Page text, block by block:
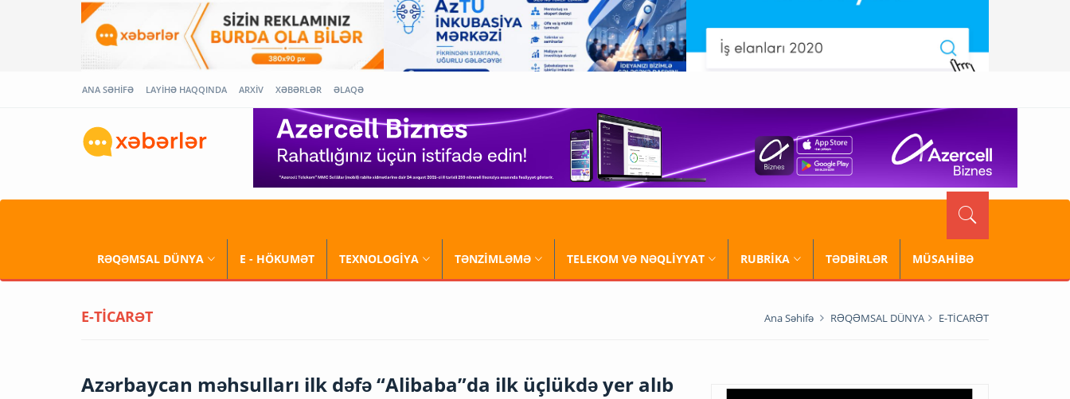
ANA SƏHİFƏ LAYİHƏ HAQQINDA ARXİV XƏBƏRLƏR ƏLAQƏ
RƏQƏMSAL DÜNYA E - HÖKUMƏT TEXNOLOGİYA TƏNZİMLƏMƏ TELEKOM VƏ NƏQLİYYAT RUBRİKA TƏDBİRLƏR MÜSAHİBƏ
E-TİCARƏT Ana Səhifə RƏQƏMSAL DÜNYA E-TİCARƏT
Azərbaycan məhsulları ilk dəfə “Alibaba”da ilk üçlükdə yer alıb